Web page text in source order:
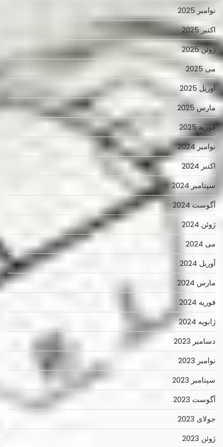
نوامبر 2025
اکتبر 2025
ژوئن 2025
می 2025
آوریل 2025
مارس 2025
فوریه 2025
نوامبر 2024
اکتبر 2024
سپتامبر 2024
آگوست 2024
ژوئن 2024
می 2024
آوریل 2024
مارس 2024
فوریه 2024
ژانویه 2024
دسامبر 2023
نوامبر 2023
سپتامبر 2023
آگوست 2023
جولای 2023
ژوئن 2023